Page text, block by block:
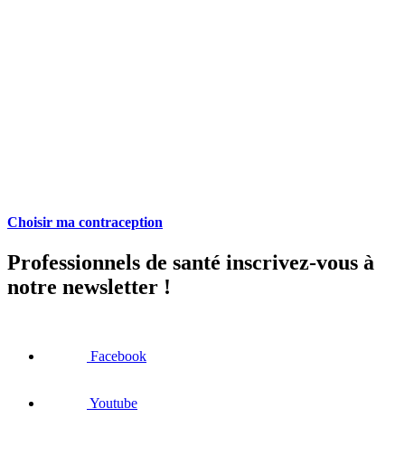
Choisir ma contraception
Professionnels de santé inscrivez-vous à
notre newsletter !
Facebook
Youtube